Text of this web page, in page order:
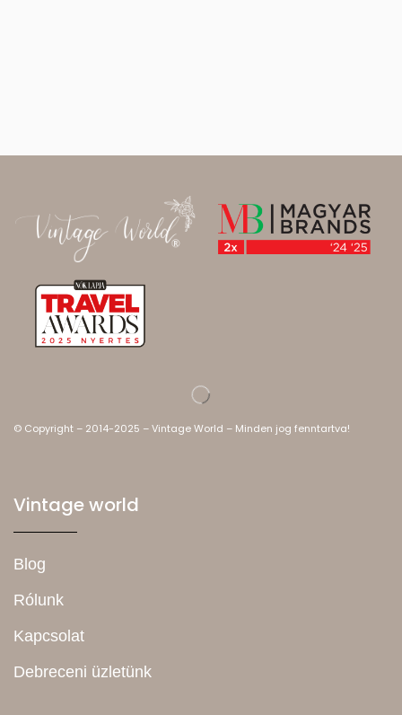
© Copyright – 2014-2025 – Vintage World – Minden jog fenntartva!
Vintage world
Blog
Rólunk
Kapcsolat
Debreceni üzletünk